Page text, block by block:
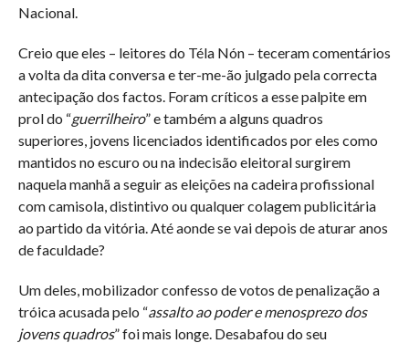
Nacional.
Creio que eles – leitores do Téla Nón – teceram comentários
a volta da dita conversa e ter-me-ão julgado pela correcta
antecipação dos factos. Foram críticos a esse palpite em
prol do “guerrilheiro” e também a alguns quadros
superiores, jovens licenciados identificados por eles como
mantidos no escuro ou na indecisão eleitoral surgirem
naquela manhã a seguir as eleições na cadeira profissional
com camisola, distintivo ou qualquer colagem publicitária
ao partido da vitória. Até aonde se vai depois de aturar anos
de faculdade?
Um deles, mobilizador confesso de votos de penalização a
tróica acusada pelo “assalto ao poder e menosprezo dos
jovens quadros” foi mais longe. Desabafou do seu